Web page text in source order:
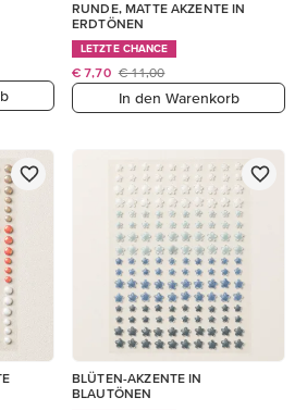
RUNDE, MATTE AKZENTE IN
ERDTÖNEN
LETZTE CHANCE
€ 7,70 € 11,00
In den Warenkorb
BLÜTEN-AKZENTE IN
BLAUTÖNEN